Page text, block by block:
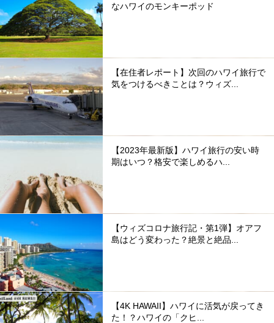
なハワイのモンキーポッド
【在住者レポート】次回のハワイ旅行で
気をつけるべきことは？ウィズ...
【2023年最新版】ハワイ旅行の安い時
期はいつ？格安で楽しめるハ...
【ウィズコロナ旅行記・第1弾】オアフ
島はどう変わった？絶景と絶品...
【4K HAWAII】ハワイに活気が戻ってき
た！？ハワイの「クヒ...